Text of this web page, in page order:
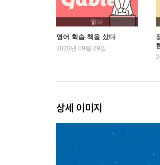
DAY 018 I’m booked solid 일
DAY 019 Time to call it a day
DAY 020 I should pay more
DAY 021 Not to worry 걱정 마
DAY 022 Let’s go for a drive
DAY 026 Now you’re talking 바
DAY 027 You’re all dressed
DAY 028 Suit yourself! 맘대로
DAY 029 Let’s get wasted 실
읽다
영어 학습 책을 샀다
2020년 09월 29일
상세 이미지